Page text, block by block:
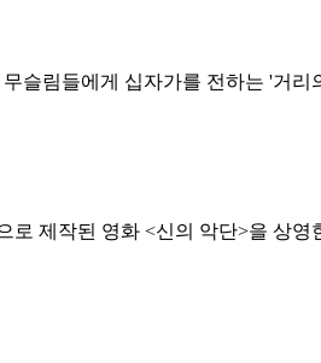
림들에게 십자가를 전하는 '거리
제작된 영화 <신의 악단>을 상